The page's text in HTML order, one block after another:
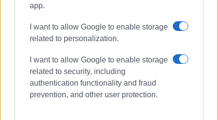
app.
I want to allow Google to enable storage
related to personalization.
I want to allow Google to enable storage
related to security, including
authentication functionality and fraud
prevention, and other user protection.